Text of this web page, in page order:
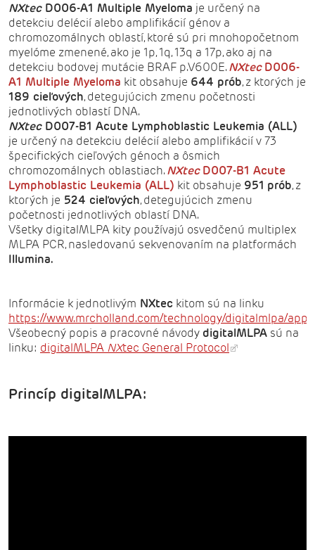
NXtec D006-A1 Multiple Myeloma je určený na
detekciu delécií alebo amplifikácií génov a
chromozomálnych oblastí, ktoré sú pri mnohopočetnom
myelóme zmenené, ako je 1p, 1q, 13q a 17p, ako aj na
detekciu bodovej mutácie BRAF p.V600E.NXtec D006-
A1 Multiple Myeloma kit obsahuje 644 prób, z ktorých je
189 cieľových, detegujúcich zmenu početnosti
jednotlivých oblastí DNA.
NXtecD007-B1 Acute Lymphoblastic Leukemia (ALL)
je určený na detekciu delécií alebo amplifikácií v 73
špecifických cieľových génoch a ôsmich
chromozomálnych oblastiach.NXtec D007-B1 Acute
Lymphoblastic Leukemia (ALL) kit obsahuje 951 prób, z
ktorých je 524 cieľových, detegujúcich zmenu
početnosti jednotlivých oblastí DNA.
Všetky digitalMLPA kity používajú osvedčenú multiplex
MLPA PCR, nasledovanú sekvenovaním na platformách
Illumina.
Informácie k jednotlivým NXtec kitom sú na linku
https://www.mrcholland.com/technology/digitalmlpa/
Všeobecný popis a pracovné návody digitalMLPA sú na
linku: digitalMLPA NXtec General Protocol
Princíp digitalMLPA: